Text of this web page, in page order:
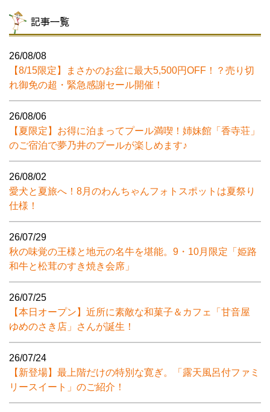
記事一覧
26/08/08
【8/15限定】まさかのお盆に最大5,500円OFF！？売り切
れ御免の超・緊急感謝セール開催！
26/08/06
【夏限定】お得に泊まってプール満喫！姉妹館「香寺荘」
のご宿泊で夢乃井のプールが楽しめます♪
26/08/02
愛犬と夏旅へ！8月のわんちゃんフォトスポットは夏祭り
仕様！
26/07/29
秋の味覚の王様と地元の名牛を堪能。9・10月限定「姫路
和牛と松茸のすき焼き会席」
26/07/25
【本日オープン】近所に素敵な和菓子＆カフェ「甘音屋
ゆめのさき店」さんが誕生！
26/07/24
【新登場】最上階だけの特別な寛ぎ。「露天風呂付ファミ
リースイート」のご紹介！